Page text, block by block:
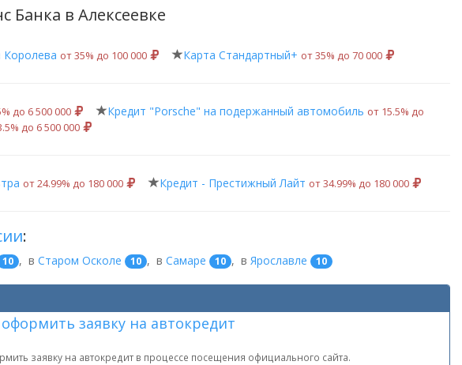
Банка в Алексеевке
Королева от 35% до 100 000 Карта Стандартный+ от 35% до 70 000
до 6 500 000 Кредит "Porsche" на подержанный автомобиль от 15.5% до
до 6 500 000
от 24.99% до 180 000 Кредит - Престижный Лайт от 34.99% до 180 000
:
10 , в Старом Осколе 10 , в Самаре 10 , в Ярославле 10
заявку на автокредит
заявку на автокредит в процессе посещения официального сайта.